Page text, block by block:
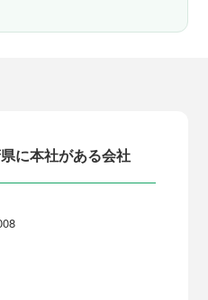
に本社がある会社